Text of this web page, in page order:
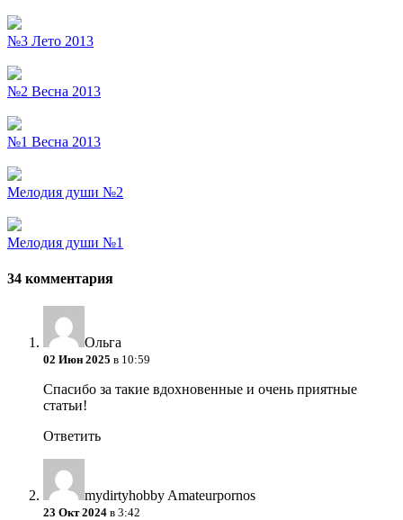
№3 Лето 2013
№2 Весна 2013
№1 Весна 2013
Мелодия души №2
Мелодия души №1
34 комментария
Ольга
02 Июн 2025 в 10:59
Спасибо за такие вдохновенные и очень приятные
статьи!
Ответить
mydirtyhobby Amateurpornos
23 Окт 2024 в 3:42